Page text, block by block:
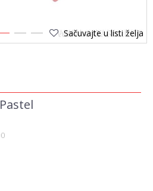
1 2 3 Sačuvajte u listi želja